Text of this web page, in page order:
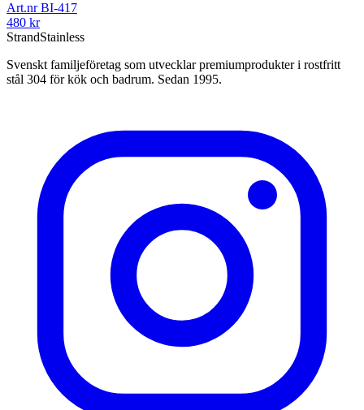
Art.nrBI-417
480 kr
StrandStainless
Svenskt familjeföretag som utvecklar premiumprodukter i rostfritt
stål 304 för kök och badrum. Sedan 1995.